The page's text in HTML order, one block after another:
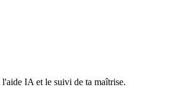
IA et le suivi de ta maîtrise.